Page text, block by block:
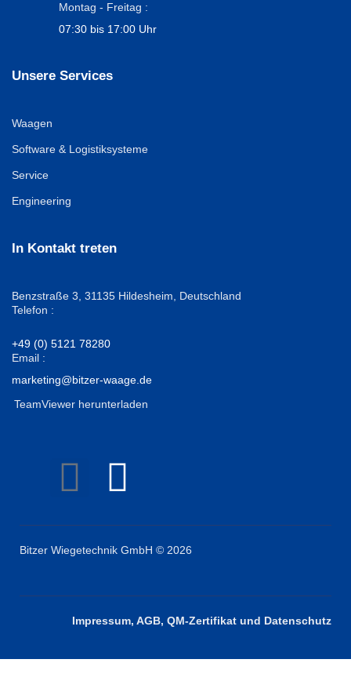
Montag - Freitag :
07:30 bis 17:00 Uhr
Unsere Services
Waagen
Software & Logistiksysteme
Service
Engineering
In Kontakt treten
Benzstraße 3, 31135 Hildesheim, Deutschland
Telefon :
+49 (0) 5121 78280
Email :
marketing@bitzer-waage.de
TeamViewer herunterladen
Bitzer Wiegetechnik GmbH © 2026
Impressum, AGB, QM-Zertifikat und Datenschutz